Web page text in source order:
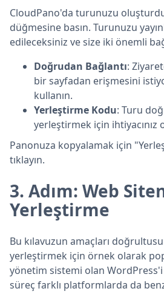
CloudPano'da turunuzu
düğmesine basın. Turunuzu
edileceksiniz ve size iki önemli
Doğrudan Bağlantı:
bir sayfadan erişmesini
kullanın.
Yerleştirme Kodu: Turu
yerleştirmek için ihtiyacınız
Panonuza kopyalamak için
tıklayın.
3. Adım: Web
Yerleştirme
Bu kılavuzun amaçları
yerleştirmek için örnek olarak
yönetim sistemi olan WordPress'i
süreç farklı platformlarda da